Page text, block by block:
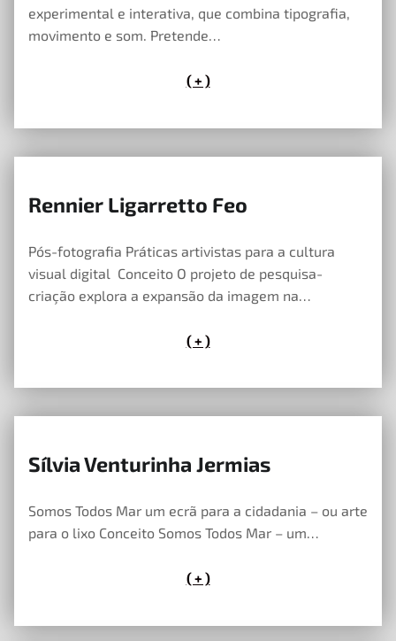
experimental e interativa, que combina tipografia,
movimento e som. Pretende…
( + )
Rennier Ligarretto Feo
Pós-fotografia Práticas artivistas para a cultura
visual digital Conceito O projeto de pesquisa-
criação explora a expansão da imagem na…
( + )
Sílvia Venturinha Jermias
Somos Todos Mar um ecrã para a cidadania – ou arte
para o lixo Conceito Somos Todos Mar – um…
( + )